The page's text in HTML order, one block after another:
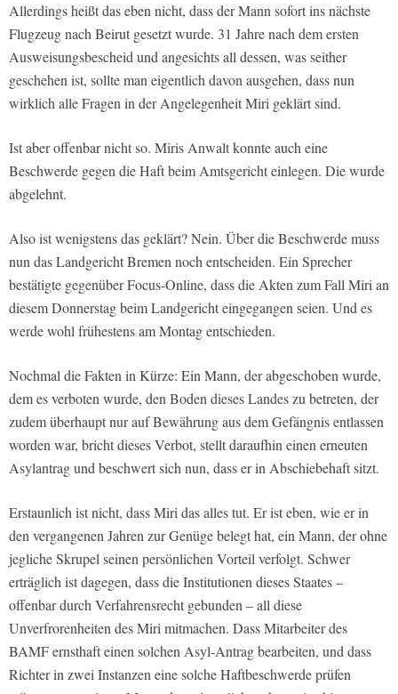
Allerdings heißt das eben nicht, dass der Mann sofort ins nächste
Flugzeug nach Beirut gesetzt wurde. 31 Jahre nach dem ersten
Ausweisungsbescheid und angesichts all dessen, was seither
geschehen ist, sollte man eigentlich davon ausgehen, dass nun
wirklich alle Fragen in der Angelegenheit Miri geklärt sind.
Ist aber offenbar nicht so. Miris Anwalt konnte auch eine
Beschwerde gegen die Haft beim Amtsgericht einlegen. Die wurde
abgelehnt.
Also ist wenigstens das geklärt? Nein. Über die Beschwerde muss
nun das Landgericht Bremen noch entscheiden. Ein Sprecher
bestätigte gegenüber Focus-Online, dass die Akten zum Fall Miri an
diesem Donnerstag beim Landgericht eingegangen seien. Und es
werde wohl frühestens am Montag entschieden.
Nochmal die Fakten in Kürze: Ein Mann, der abgeschoben wurde,
dem es verboten wurde, den Boden dieses Landes zu betreten, der
zudem überhaupt nur auf Bewährung aus dem Gefängnis entlassen
worden war, bricht dieses Verbot, stellt daraufhin einen erneuten
Asylantrag und beschwert sich nun, dass er in Abschiebehaft sitzt.
Erstaunlich ist nicht, dass Miri das alles tut. Er ist eben, wie er in
den vergangenen Jahren zur Genüge belegt hat, ein Mann, der ohne
jegliche Skrupel seinen persönlichen Vorteil verfolgt. Schwer
erträglich ist dagegen, dass die Institutionen dieses Staates –
offenbar durch Verfahrensrecht gebunden – all diese
Unverfrorenheiten des Miri mitmachen. Dass Mitarbeiter des
BAMF ernsthaft einen solchen Asyl-Antrag bearbeiten, und dass
Richter in zwei Instanzen eine solche Haftbeschwerde prüfen